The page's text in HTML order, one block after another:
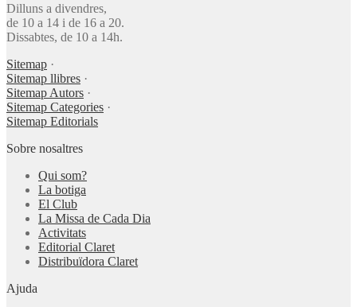
Dilluns a divendres,
de 10 a 14 i de 16 a 20.
Dissabtes, de 10 a 14h.
Sitemap ·
Sitemap llibres ·
Sitemap Autors ·
Sitemap Categories ·
Sitemap Editorials
Sobre nosaltres
Qui som?
La botiga
El Club
La Missa de Cada Dia
Activitats
Editorial Claret
Distribuïdora Claret
Ajuda